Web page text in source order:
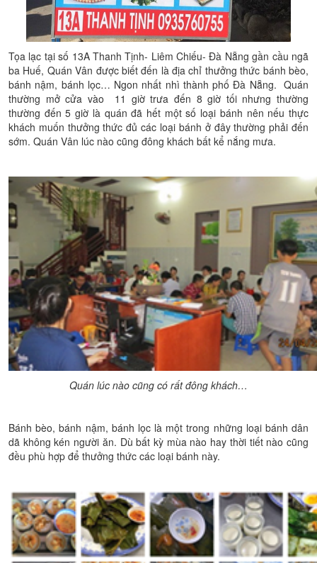
Tọa lạc tại số 13A Thanh Tịnh- Liêm Chiếu- Đà Nẵng gần cầu ngã
ba Huế, Quán Vân được biết đến là địa chỉ thưởng thức bánh bèo,
bánh nậm, bánh lọc… Ngon nhất nhì thành phố Đà Nẵng. Quán
thường mở cửa vào 11 giờ trưa đến 8 giờ tối nhưng thường
thường đến 5 giờ là quán đã hết một số loại bánh nên nếu thực
khách muốn thưởng thức đủ các loại bánh ở đây thường phải đến
sớm. Quán Vân lúc nào cũng đông khách bất kể nắng mưa.
Quán lúc nào cũng có rất đông khách…
Bánh bèo, bánh nậm, bánh lọc là một trong những loại bánh dân
dã không kén người ăn. Dù bất kỳ mùa nào hay thời tiết nào cũng
đều phù hợp để thưởng thức các loại bánh này.